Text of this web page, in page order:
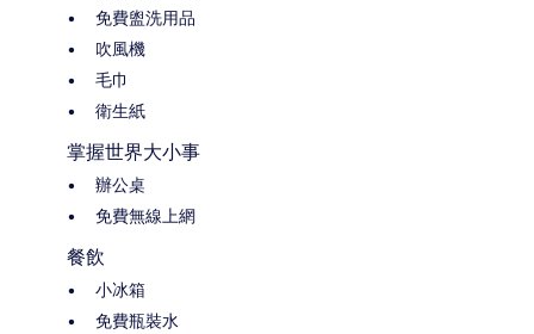
免費盥洗用品
吹風機
毛巾
衛生紙
掌握世界大小事
辦公桌
免費無線上網
餐飲
小冰箱
免費瓶裝水